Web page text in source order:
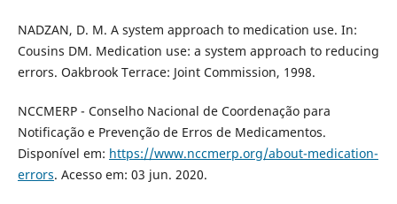
NADZAN, D. M. A system approach to medication use. In:
Cousins DM. Medication use: a system approach to reducing
errors. Oakbrook Terrace: Joint Commission, 1998.
NCCMERP - Conselho Nacional de Coordenação para
Notificação e Prevenção de Erros de Medicamentos.
Disponível em: https://www.nccmerp.org/about-medication-
errors. Acesso em: 03 jun. 2020.